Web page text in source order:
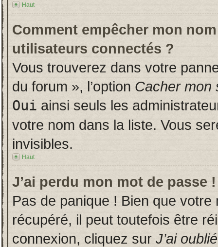
Haut
Comment empêcher mon
utilisateurs connectés ?
Vous trouverez dans votre
du forum », l’option Cacher mon
Oui ainsi seuls les
votre nom dans la liste. Vous
invisibles.
Haut
J’ai perdu mon mot de passe !
Pas de panique ! Bien que
récupéré, il peut toutefois être
connexion, cliquez sur J’ai